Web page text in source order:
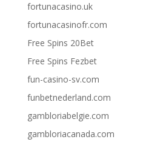
fortunacasino.uk
fortunacasinofr.com
Free Spins 20Bet
Free Spins Fezbet
fun-casino-sv.com
funbetnederland.com
gambloriabelgie.com
gambloriacanada.com